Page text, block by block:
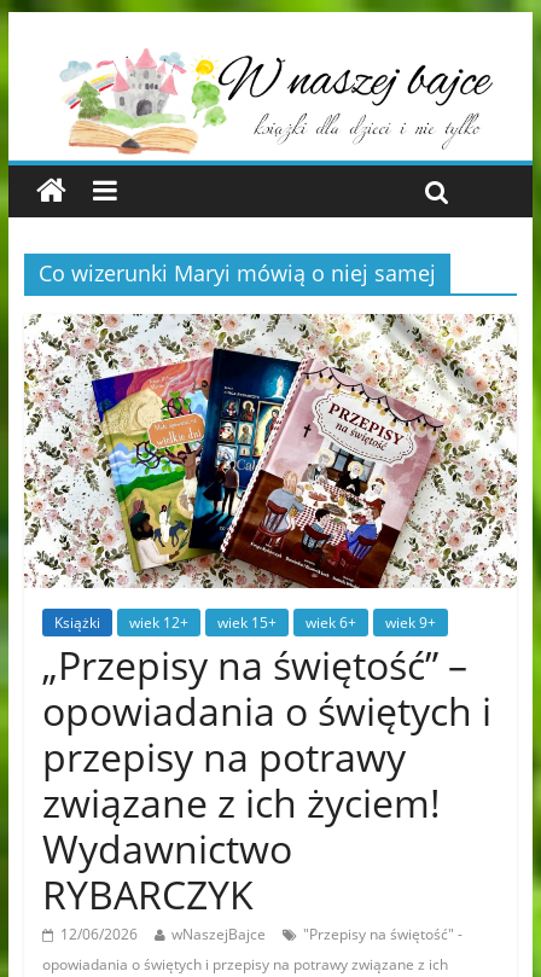
Co wizerunki Maryi mówią o niej samej
Książki wiek 12+ wiek 15+ wiek 6+ wiek 9+
„Przepisy na świętość” –
opowiadania o świętych i
przepisy na potrawy
związane z ich życiem!
Wydawnictwo
RYBARCZYK
12/06/2026 wNaszejBajce
"Przepisy na świętość" -
opowiadania o świętych i przepisy na potrawy związane z ich